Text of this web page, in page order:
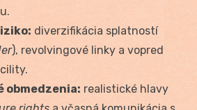
diverzifikácia splatností
), revolvingové linky a vopred
obmedzenia: realistické hlavy